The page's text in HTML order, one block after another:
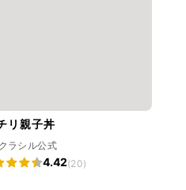
リ親子丼
クラシル公式
4.42(20)